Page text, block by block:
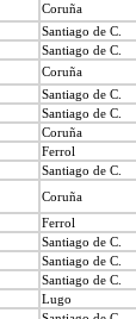
Coruña
Santiago de C.
Santiago de C.
Coruña
Santiago de C.
Santiago de C.
Coruña
Ferrol
Santiago de C.
Coruña
Ferrol
Santiago de C.
Santiago de C.
Santiago de C.
Lugo